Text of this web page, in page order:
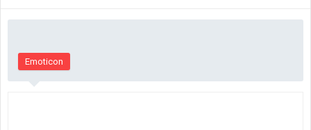
Emoticon